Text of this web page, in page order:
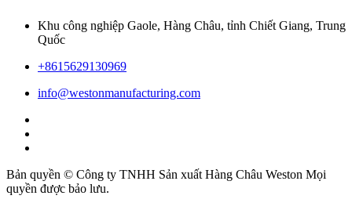
Khu công nghiệp Gaole, Hàng Châu, tỉnh Chiết Giang, Trung
Quốc
+8615629130969
info@westonmanufacturing.com
Bản quyền © Công ty TNHH Sản xuất Hàng Châu Weston Mọi
quyền được bảo lưu.